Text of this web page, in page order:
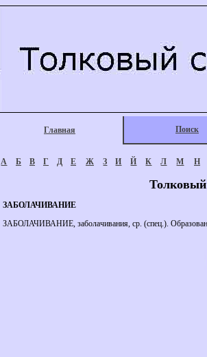
Главная Поиск
А Б В Г Д Е Ж З И Й К Л М Н
ЗАБОЛАЧИВАНИЕ
ЗАБОЛАЧИВАНИЕ, заболачивания, ср. (спец.).